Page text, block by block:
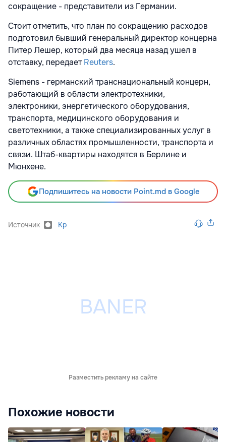
сокращение - представители из Германии.
Стоит отметить, что план по сокращению расходов
подготовил бывший генеральный директор концерна
Питер Лешер, который два месяца назад ушел в
отставку, передаетReuters.
Siemens - германский транснациональный концерн,
работающий в области электротехники,
электроники, энергетического оборудования,
транспорта, медицинского оборудования и
светотехники, а также специализированных услуг в
различных областях промышленности, транспорта и
связи. Штаб-квартиры находятся в Берлине и
Мюнхене.
Подпишитесь на новости Point.md в Google
Источник Kp
Разместить рекламу на сайте
Похожие новости